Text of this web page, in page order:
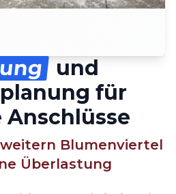
und
für
Blumenviertel
Überlastung